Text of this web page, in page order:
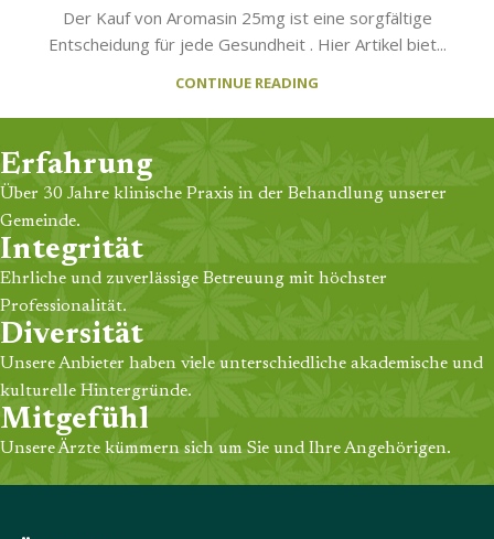
Der Kauf von Aromasin 25mg ist eine sorgfältige
Entscheidung für jede Gesundheit . Hier Artikel biet...
CONTINUE READING
Erfahrung
Über 30 Jahre klinische Praxis in der Behandlung unserer
Gemeinde.
Integrität
Ehrliche und zuverlässige Betreuung mit höchster
Professionalität.
Diversität
Unsere Anbieter haben viele unterschiedliche akademische und
kulturelle Hintergründe.
Mitgefühl
Unsere Ärzte kümmern sich um Sie und Ihre Angehörigen.